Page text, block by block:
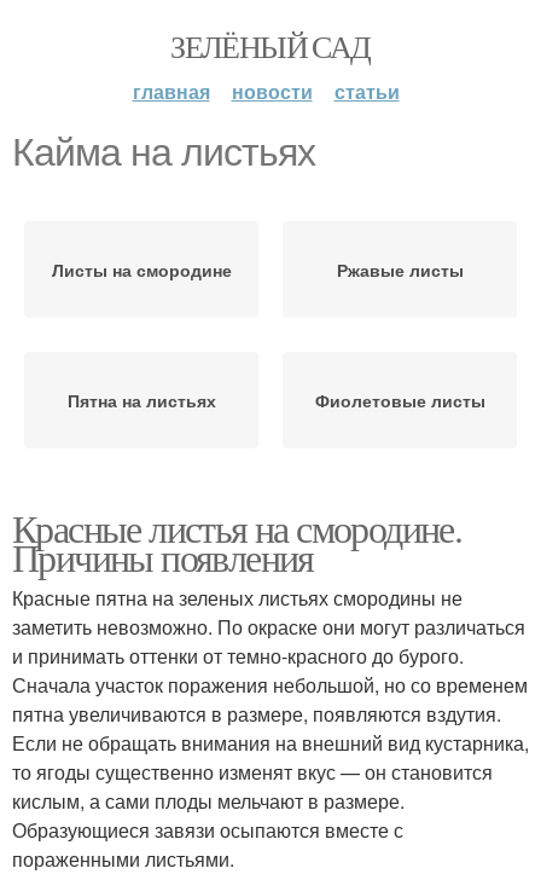
ЗЕЛЁНЫЙ САД
главная новости статьи
Кайма на листьях
Листы на смородине Ржавые листы
Пятна на листьях Фиолетовые листы
Красные листья на смородине.
Причины появления
Красные пятна на зеленых листьях смородины не
заметить невозможно. По окраске они могут различаться
и принимать оттенки от темно-красного до бурого.
Сначала участок поражения небольшой, но со временем
пятна увеличиваются в размере, появляются вздутия.
Если не обращать внимания на внешний вид кустарника,
то ягоды существенно изменят вкус — он становится
кислым, а сами плоды мельчают в размере.
Образующиеся завязи осыпаются вместе с
пораженными листьями.